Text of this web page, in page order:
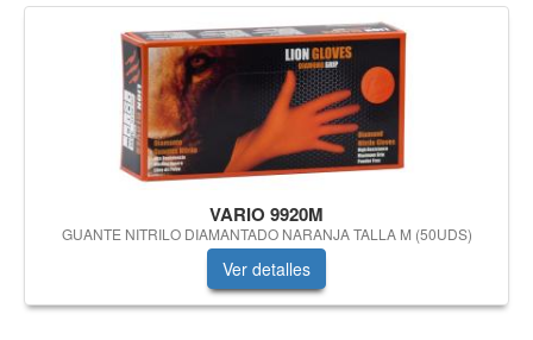
VARIO 9920M
GUANTE NITRILO DIAMANTADO NARANJA TALLA M (50UDS)
Ver detalles